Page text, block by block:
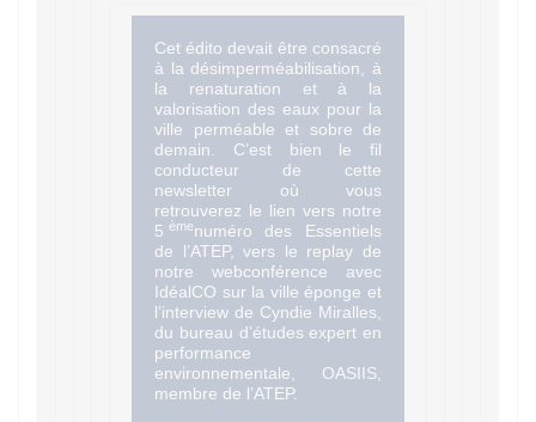
Cet édito devait être consacré
à la désimperméabilisation, à
la renaturation et à la
valorisation des eaux pour la
ville perméable et sobre de
demain. C’est bien le fil
conducteur de cette
newsletter où vous
retrouverez le lien vers notre
5 èmenuméro des Essentiels
de l’ATEP, vers le replay de
notre webconférence avec
IdéalCO sur la ville éponge et
l’interview de Cyndie Miralles,
du bureau d’études expert en
performance
environnementale, OASIIS,
membre de l’ATEP.